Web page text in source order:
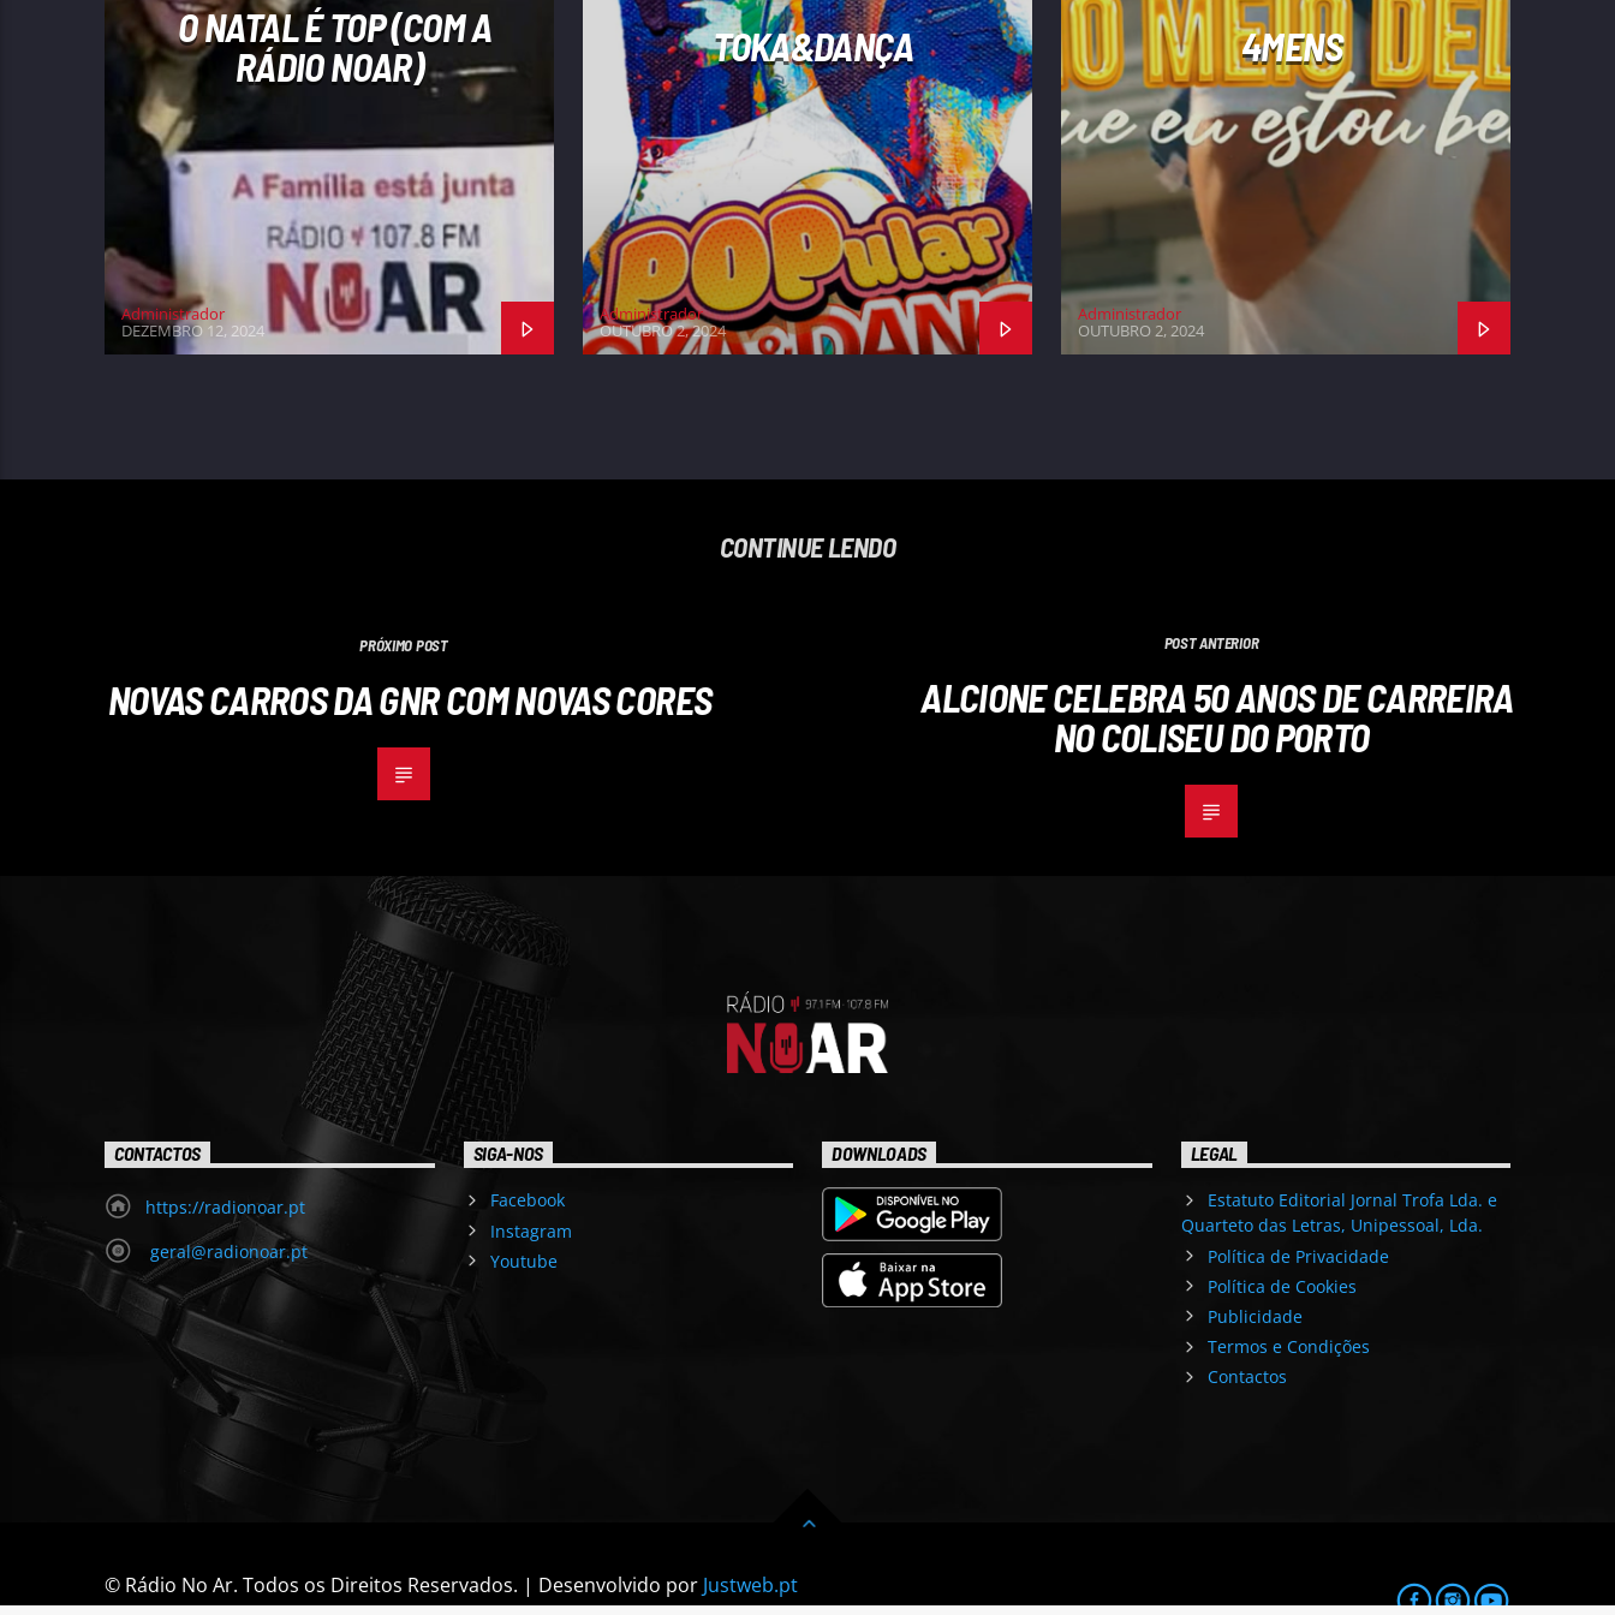
O NATAL É TOP (COM A
RÁDIO NOAR)
Administrador
DEZEMBRO 12, 2024
TOKA&DANÇA
Administrador
OUTUBRO 2, 2024
4MENS
Administrador
OUTUBRO 2, 2024
CONTINUE LENDO
PRÓXIMO POST
NOVAS CARROS DA GNR COM NOVAS CORES
POST ANTERIOR
ALCIONE CELEBRA 50 ANOS DE CARREIRA
NO COLISEU DO PORTO
CONTACTOS
https://radionoar.pt
geral@radionoar.pt
SIGA-NOS
Facebook
Instagram
Youtube
DOWNLOADS LEGAL
Estatuto Editorial Jornal Trofa Lda. e
Quarteto das Letras, Unipessoal, Lda.
Política de Privacidade
Política de Cookies
Publicidade
Termos e Condições
Contactos
© Rádio No Ar. Todos os Direitos Reservados. | Desenvolvido por Justweb.pt